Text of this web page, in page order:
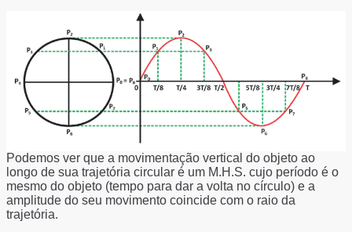
Podemos ver que a movimentação vertical do objeto ao
longo de sua trajetória circular é um M.H.S. cujo período é o
mesmo do objeto (tempo para dar a volta no círculo) e a
amplitude do seu movimento coincide com o raio da
trajetória.